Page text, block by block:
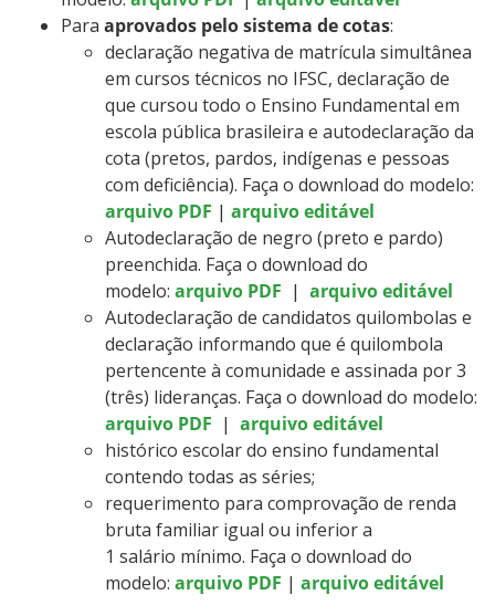
Para aprovados pelo sistema de cotas:
declaração negativa de matrícula simultânea
em cursos técnicos no IFSC, declaração de
que cursou todo o Ensino Fundamental em
escola pública brasileira e autodeclaração da
cota (pretos, pardos, indígenas e pessoas
com deficiência). Faça o download do modelo:
arquivo PDF | arquivo editável
Autodeclaração de negro (preto e pardo)
preenchida. Faça o download do
modelo: arquivo PDF | arquivo editável
Autodeclaração de candidatos quilombolas e
declaração informando que é quilombola
pertencente à comunidade e assinada por 3
(três) lideranças. Faça o download do modelo:
arquivo PDF | arquivo editável
histórico escolar do ensino fundamental
contendo todas as séries;
requerimento para comprovação de renda
bruta familiar igual ou inferior a
1 salário mínimo. Faça o download do
modelo: arquivo PDF | arquivo editável